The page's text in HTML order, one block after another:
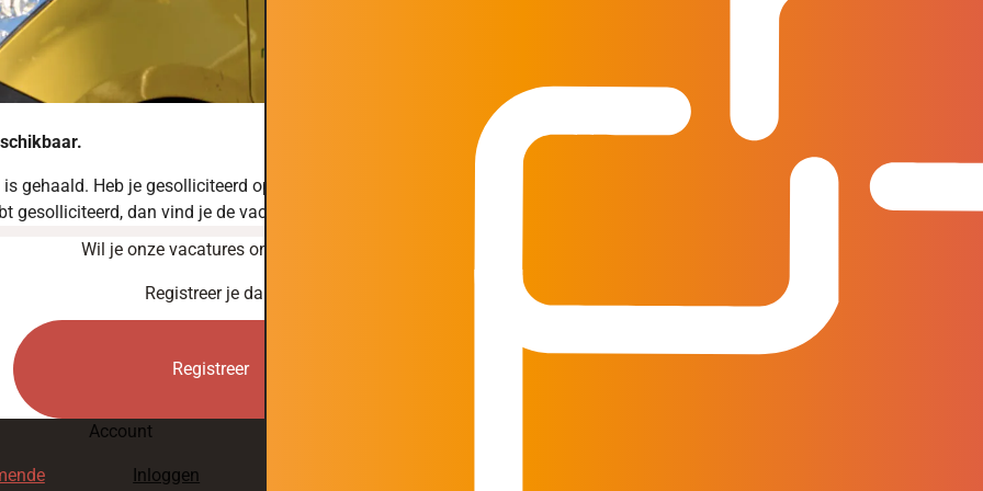
gehaald. Heb je gesolliciteerd op deze vacature en wil je de informatie nogmaals bekijken? Dat kan! Log in of maak een
dan vind je de vacature terug in jouw account.
Wil je onze vacatures ontvangen?
Registreer je dan!
Registreer
Account
Inloggen